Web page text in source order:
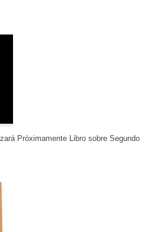
Próximamente Libro sobre Segundo